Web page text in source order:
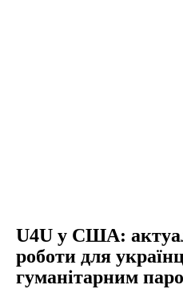
U4U у США:
роботи для
гуманітарним